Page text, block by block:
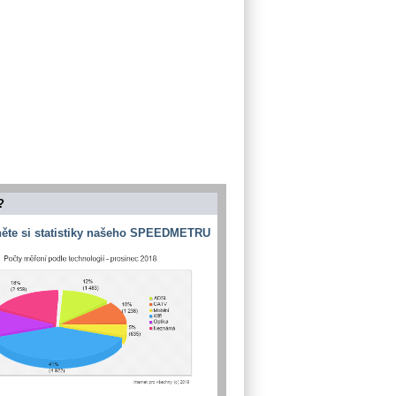
si statistiky našeho SPEEDMETRU